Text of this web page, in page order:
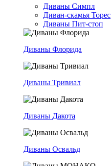
Диваны Симпл
Диван-скамья Торес
Диваны Пит-стоп
Диваны Флорида
Диваны Тривиал
Диваны Дакота
Диваны Освальд